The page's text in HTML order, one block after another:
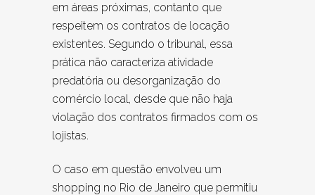
em áreas próximas, contanto que
respeitem os contratos de locação
existentes. Segundo o tribunal, essa
prática não caracteriza atividade
predatória ou desorganização do
comércio local, desde que não haja
violação dos contratos firmados com os
lojistas.
O caso em questão envolveu um
shopping no Rio de Janeiro que permitiu